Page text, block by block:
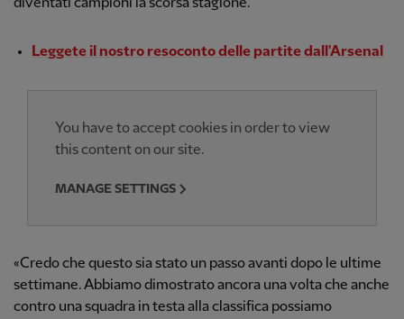
diventati campioni la scorsa stagione.
Leggete il nostro resoconto delle partite dall'Arsenal
You have to accept cookies in order to view
this content on our site.
MANAGE SETTINGS
«Credo che questo sia stato un passo avanti dopo le ultime
settimane. Abbiamo dimostrato ancora una volta che anche
contro una squadra in testa alla classifica possiamo